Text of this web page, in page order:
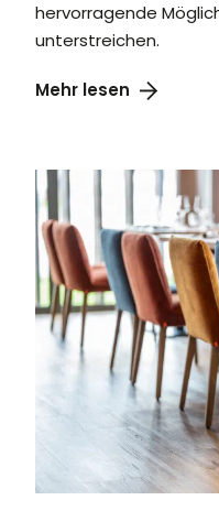
hervorragende
unterstreichen.